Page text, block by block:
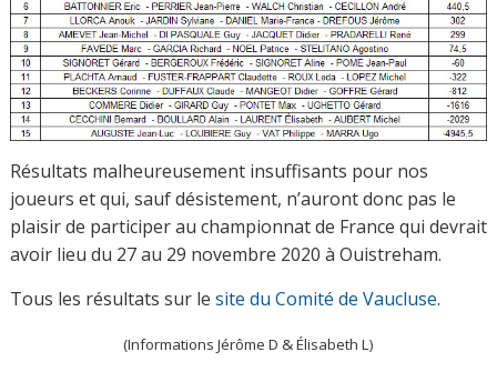
Résultats malheureusement insuffisants pour nos
joueurs et qui, sauf désistement, n’auront donc pas le
plaisir de participer au championnat de France qui devrait
avoir lieu du 27 au 29 novembre 2020 à Ouistreham.
Tous les résultats sur le site du Comité de Vaucluse.
(Informations Jérôme D & Élisabeth L)